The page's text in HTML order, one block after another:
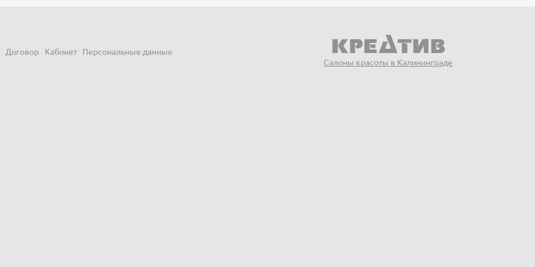
Договор Кабинет Персональные данные
Салоны красоты в Калининграде